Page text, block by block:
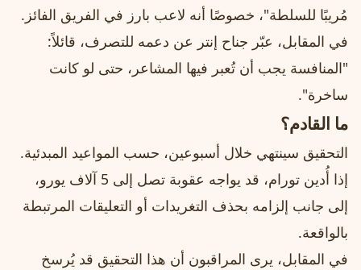
مُريبًا للسلطة"، خصوصًا أنه لاعب بارز في الفريق الفائز.
في المقابل، عبّر جناح إنتر عن دعمه للتصرف، قائلاً:
"المنافسة يجب أن تُعبر فيها المشاعر، حتى لو كانت
ساخرة".
ما القادم؟
التحقيق سينتهي خلال أسبوعين، حسب المواعيد المبدئية.
إذا أُدين تورام، قد يواجه عقوبة تصل إلى 5 آلاف يورو،
إلى جانب إلزامه بحذف التغريدات أو التعليقات المرتبطة
بالواقعة.
في المقابل، يرى المراقبون أن هذا التحقيق قد يُرسخ